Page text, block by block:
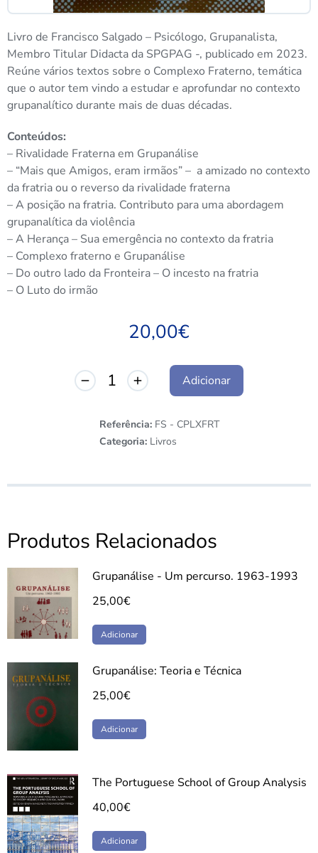
Livro de Francisco Salgado – Psicólogo, Grupanalista,
Membro Titular Didacta da SPGPAG -, publicado em 2023.
Reúne vários textos sobre o Complexo Fraterno, temática
que o autor tem vindo a estudar e aprofundar no contexto
grupanalítico durante mais de duas décadas.
Conteúdos:
– Rivalidade Fraterna em Grupanálise
– “Mais que Amigos, eram irmãos” – a amizado no contexto
da fratria ou o reverso da rivalidade fraterna
– A posição na fratria. Contributo para uma abordagem
grupanalítica da violência
– A Herança – Sua emergência no contexto da fratria
– Complexo fraterno e Grupanálise
– Do outro lado da Fronteira – O incesto na fratria
– O Luto do irmão
20,00€
Adicionar
Referência: FS - CPLXFRT
Categoria: Livros
Produtos Relacionados
Grupanálise - Um percurso. 1963-1993
25,00€
Adicionar
Grupanálise: Teoria e Técnica
25,00€
Adicionar
The Portuguese School of Group Analysis
40,00€
Adicionar